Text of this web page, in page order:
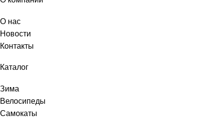
О нас
Новости
Контакты
Каталог
Зима
Велосипеды
Самокаты